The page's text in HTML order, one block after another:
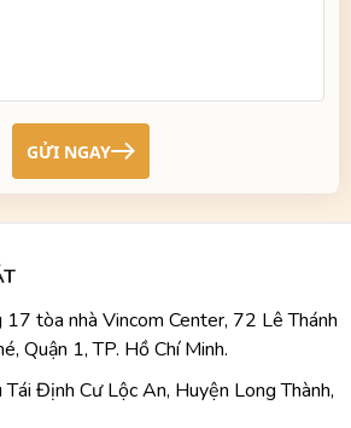
GỬI NGAY
tòa nhà Vincom Center, 72 Lê Thánh
Quận 1, TP. Hồ Chí Minh.
Định Cư Lộc An, Huyện Long Thành,